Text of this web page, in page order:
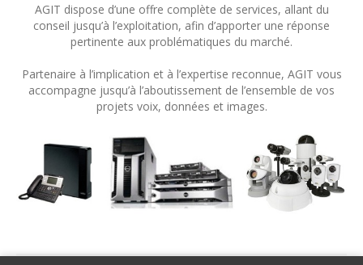
AGIT dispose d’une offre complète de services, allant du
conseil jusqu’à l’exploitation, afin d’apporter une réponse
pertinente aux problématiques du marché.
Partenaire à l’implication et à l’expertise reconnue, AGIT vous
accompagne jusqu’à l’aboutissement de l’ensemble de vos
projets voix, données et images.